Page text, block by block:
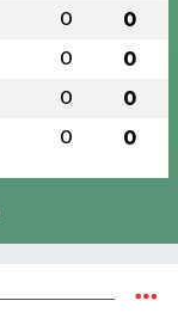
0 0
0 0
0 0
0 0